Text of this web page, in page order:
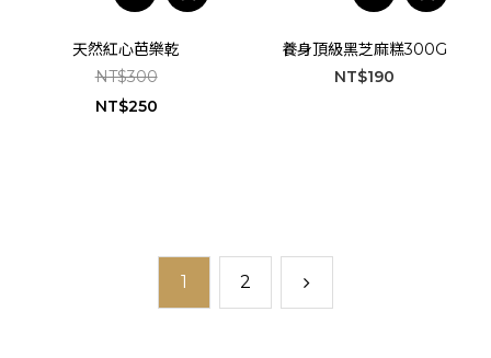
天然紅心芭樂乾
NT$300
NT$250
養身頂級黑芝麻糕300G
NT$190
1 2